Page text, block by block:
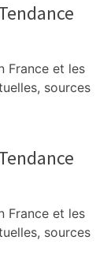
France et les
sources
France et les
sources